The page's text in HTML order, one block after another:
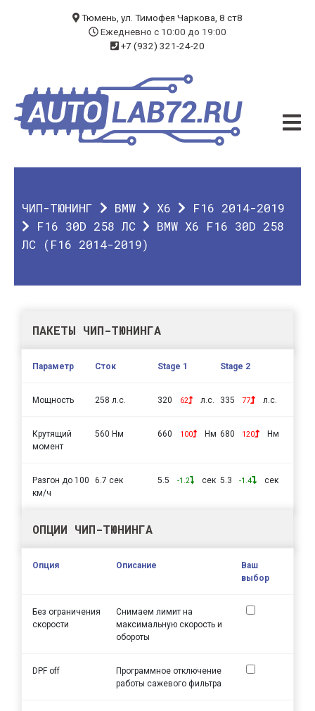
ЧИП-ТЮНИНГ
ДИАГНОСТИКА
О КОМПАНИИ
Тюмень, ул. Тимофея Чаркова, 8 ст8
Ежедневно с 10:00 до 19:00
+7 (932) 321-24-20
ЧИП-ТЮНИНГ BMW X6
F16 2014-2019
F16 30D 258 ЛС
BMW X6 F16 30D 258
ЛС (F16 2014-2019)
ПАКЕТЫ ЧИП-ТЮНИНГА
Параметр Сток Stage 1 Stage 2
Мощность 258 л.с. 320 62 л.с. 335 77 л.с.
Крутящий
момент
560 Нм 660 100 Нм 680 120 Нм
Разгон до 100
км/ч
6.7 сек 5.5 -1.2 сек 5.3 -1.4 сек
ОПЦИИ ЧИП-ТЮНИНГА
Опция Описание
Ваш
выбор
Без ограничения
скорости
Снимаем лимит на
максимальную скорость и
обороты
DPF off
Программное отключение
работы сажевого фильтра